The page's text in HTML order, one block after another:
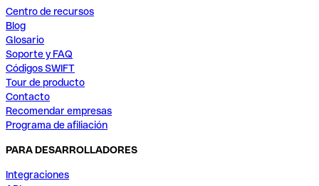
Centro de recursos
Blog
Glosario
Soporte y FAQ
Códigos SWIFT
Tour de producto
Contacto
Recomendar empresas
Programa de afiliación
PARA DESARROLLADORES
Integraciones